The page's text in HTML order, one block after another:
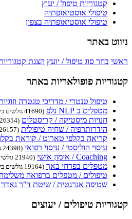
קטגוריות טיפול / יעוץ
טיפולי אוסטיאופתיה
טיפולי אוסטיאופתיה בצפון
ניווט באתר
ראשי בחר סוג טיפול / יועץ הצגת
קטגוריות פופולאריות באתר
טיפול טנטרי / מדריכי טנטרה
מטפלים ב NLP נלפ (41690 גולשים ביממה האחרונה)
חנויות מיסטיקה / קריסטלים (26354 גולשים ביממה האחרונה)
הידרותרפיה / שחיה טיפולית (26157 גולשים ביממה האחרונה)
קריאה בקלפי טארוט / קוראת
עיסוי הוליסטי / עיסוי רפואי (24398 גולשים ביממה האחרונה)
Coaching / אימון אישי (21940 גולשים ביממה האחרונה)
מטפלים בפרחי באך (19164 גולשים ביממה האחרונה)
טיפולים / מטפלים ברפואה
שטיפה אנרגטית / שיטת ד"ר נאדר
קטגוריות טיפולים / יעוצים